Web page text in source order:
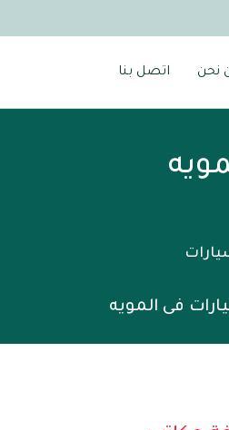
نحن اتصل بنا
فى المويه